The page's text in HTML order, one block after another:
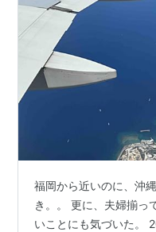
福岡から近いのに、沖
き。。 更に、夫婦揃っ
いことにも気づいた。